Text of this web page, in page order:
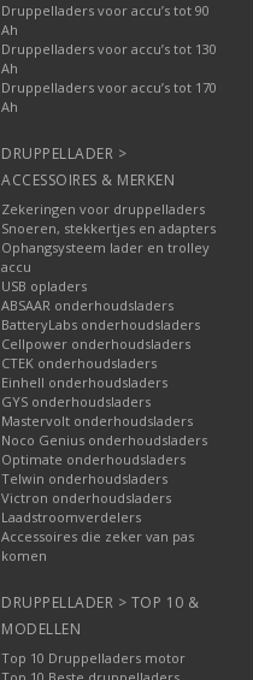
Druppelladers voor accu’s tot 90
Ah
Druppelladers voor accu’s tot 130
Ah
Druppelladers voor accu’s tot 170
Ah
DRUPPELLADER >
ACCESSOIRES & MERKEN
Zekeringen voor druppelladers
Snoeren, stekkertjes en adapters
Ophangsysteem lader en trolley
accu
USB opladers
ABSAAR onderhoudsladers
BatteryLabs onderhoudsladers
Cellpower onderhoudsladers
CTEK onderhoudsladers
Einhell onderhoudsladers
GYS onderhoudsladers
Mastervolt onderhoudsladers
Noco Genius onderhoudsladers
Optimate onderhoudsladers
Telwin onderhoudsladers
Victron onderhoudsladers
Laadstroomverdelers
Accessoires die zeker van pas
komen
DRUPPELLADER > TOP 10 &
MODELLEN
Top 10 Druppelladers motor